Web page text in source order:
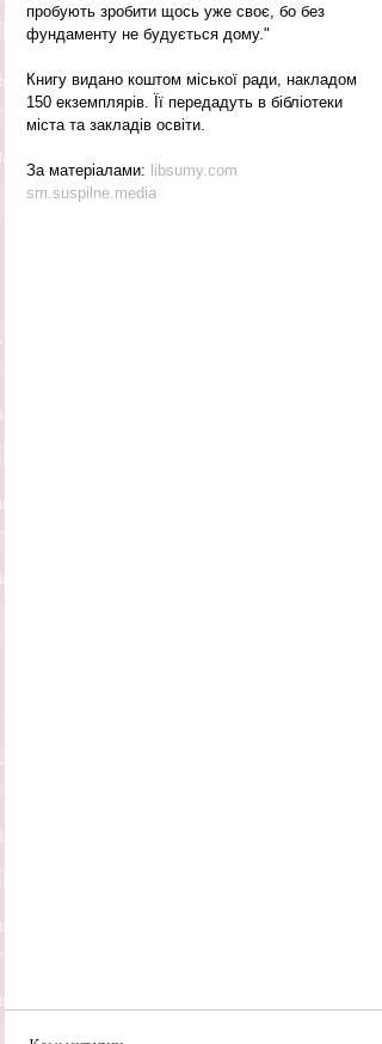
пробують зробити щось уже своє, бо без
фундаменту не будується дому."
Книгу видано коштом міської ради, накладом
150 екземплярів. Її передадуть в бібліотеки
міста та закладів освіти.
За матеріалами: libsumy.com
sm.suspilne.media